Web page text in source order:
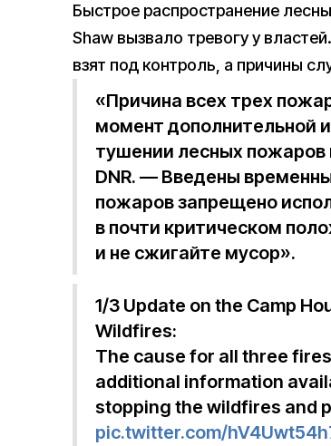
Быстрое распространение
Shaw вызвало тревогу у
взят под контроль, а причины
«Причина всех трех
момент дополнительной
тушении лесных
DNR. — Введены
пожаров запрещено
в почти критическом
и не сжигайте мусор».
1/3 Update on the Camp
Wildfires:
The cause for all three
additional information
stopping the wildfires and
pic.twitter.com/